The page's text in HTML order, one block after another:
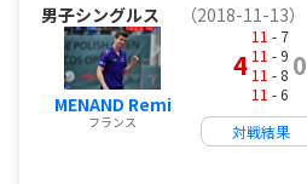
男子シングルス （2018-11-13）
MENAND Remi
フランス
4
11 - 7
11 - 9
11 - 8
11 - 6
0
対戦結果